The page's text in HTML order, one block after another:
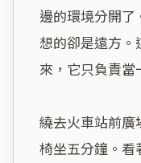
邊的環境分開
想的卻是遠方。
來，它只負責當
繞去火車站前廣
椅坐五分鐘。看